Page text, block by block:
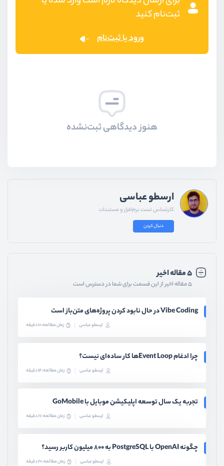
ثبت‌نام کنید
ورود یا ثبت‌نام
هنوز دیدگاهی ثبت‌نشده
ارسطو عباسی
کارشناس تست نرم‌افزار و مستندات
دنبال کردن
۵ مقاله اخیر
۵ مقاله اخیر از این قسمت برای شما در دسترس است
Vibe Coding در حال نابود کردن پروژه‌های متن‌باز است
ارسطو عباسی زمان مطالعه: 10 دقیقه
چرا ادغام Event Loopها کار ساده‌ای نیست؟
ارسطو عباسی زمان مطالعه: 14 دقیقه
تجربه یک سال توسعه اپلیکیشن موبایل با GoMobile
ارسطو عباسی زمان مطالعه: 17 دقیقه
چگونه OpenAI با PostgreSQL به ۸۰۰ میلیون کاربر رسید؟
ارسطو عباسی زمان مطالعه: 20 دقیقه